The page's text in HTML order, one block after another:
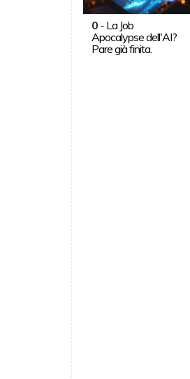
0- La Job
Apocalypse dell'AI?
Pare già finita.